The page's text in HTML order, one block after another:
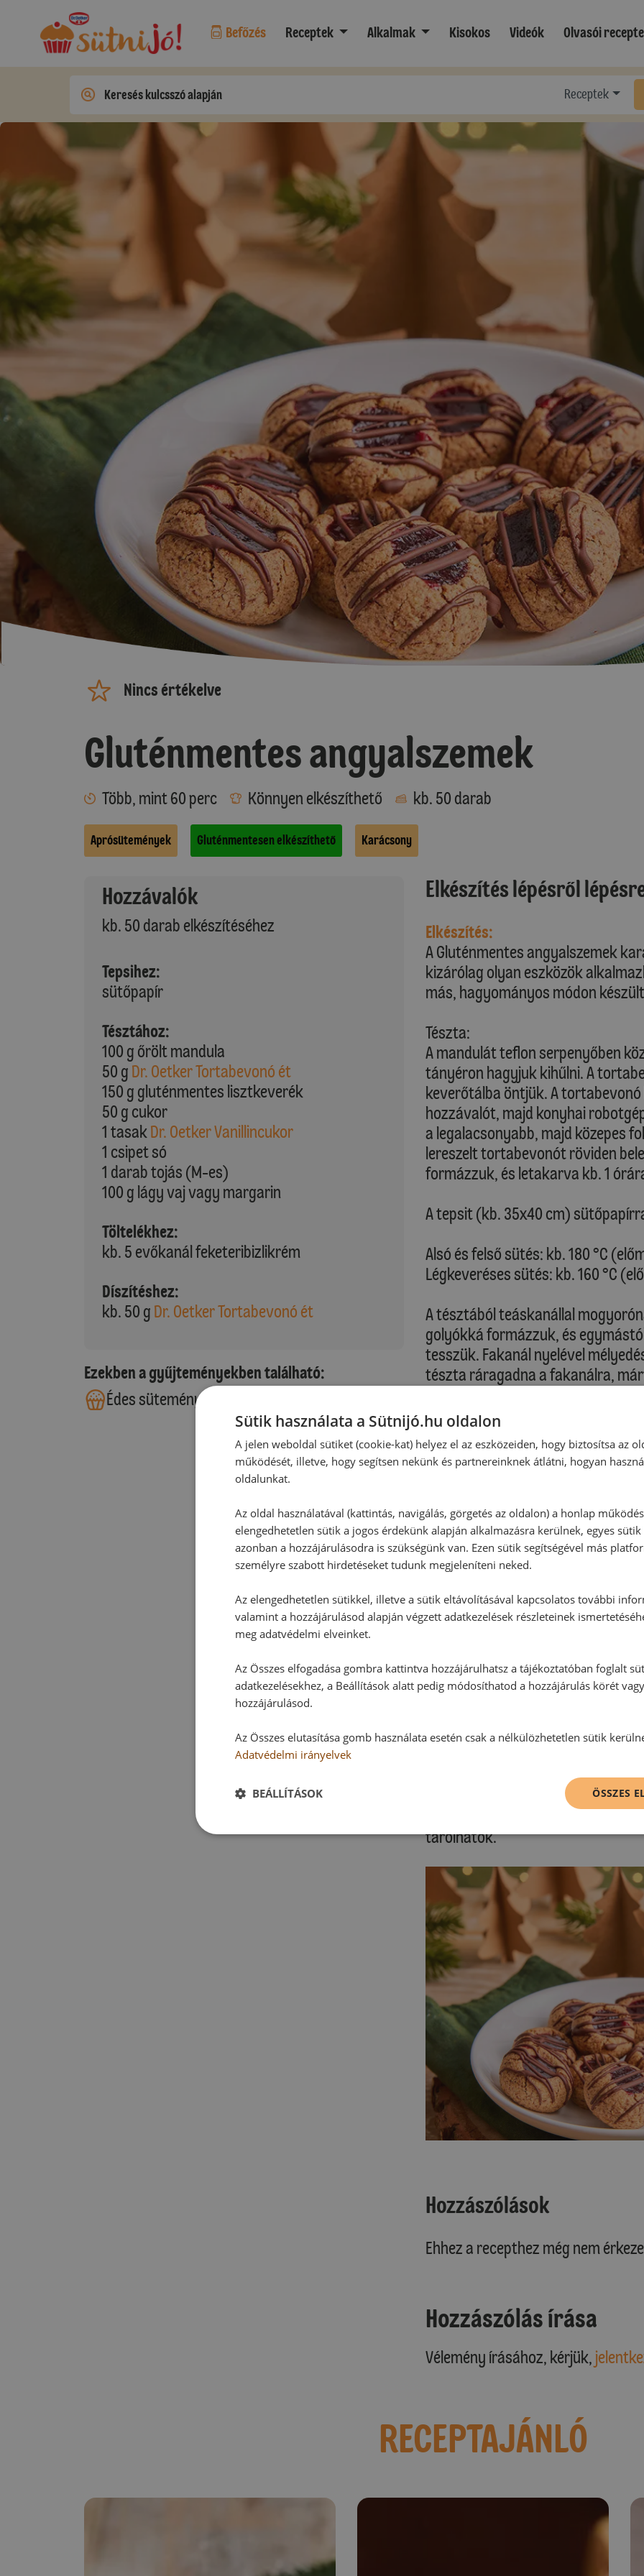
Befőzés Receptek Alkalmak Kisokos Videók Olvasói
Receptek
Nincs értékelve
Gluténmentes angyalszemek
Több, mint 60 perc Könnyen elkészíthető kb. 50 darab
Aprósütemények Gluténmentesen elkészíthető Karácsony
Hozzávalók
kb. 50 darab elkészítéséhez
Tepsihez:
sütőpapír
Tésztához:
100 g őrölt mandula
50 g Dr. Oetker Tortabevonó ét
150 g gluténmentes lisztkeverék
50 g cukor
1 tasakDr. Oetker Vanillincukor
1 csipet só
1 darab tojás (M-es)
100 g lágy vaj vagy margarin
Töltelékhez:
kb. 5 evőkanál feketeribizlikrém
Díszítéshez:
kb. 50 g Dr. Oetker Tortabevonó ét
Ezekben a gyűjteményekben található:
Édes sütemények
Elkészítés lépésről
Elkészítés:
A Gluténmentes angyalszemek
kizárólag olyan eszközök
más, hagyományos módon
Tészta:
A mandulát teflon serpenyőben
tányéron hagyjuk kihűlni. A
keverőtálba öntjük. A
hozzávalót, majd konyhai
a legalacsonyabb, majd közepes
lereszelt tortabevonót röviden
formázzuk, és letakarva kb. 1
A tepsit (kb. 35x40 cm)
Alsó és felső sütés: kb. 180 °C
Légkeveréses sütés: kb. 160 °C
A tésztából teáskanállal
golyókká formázzuk, és
tesszük. Fakanál nyelével
tészta ráragadna a fakanálra,
középső részében lévő rácsra
Sütési idő: kb. 12-16 perc
Kérjük, vegye figyelembe saját
Az angyalszemeket sütőpapírral
sütőrácson hagyjuk kihűlni.
Töltelék:
A gyümölcskrémet kevergetés
kihűlni, majd kis mélyhűtő
Díszítés:
A tortabevonót durvára aprítjuk,
megolvasztjuk, és kis mélyhűtő
levágunk, és a süteményre
Jól záródó dobozban a
tárolhatók.
Hozzászólások
Ehhez a recepthez még nem
Hozzászólás írása
Vélemény írásához, kérjük,
RECEPTAJÁNLÓ
Sütik használata a Sütnijó.hu oldalon
A jelen weboldal sütiket (cookie-kat) helyez el az eszközeiden, hogy biztosítsa az
működését, illetve, hogy segítsen nekünk és partnereinknek átlátni, hogyan
oldalunkat.
Az oldal használatával (kattintás, navigálás, görgetés az oldalon) a honlap
elengedhetetlen sütik a jogos érdekünk alapján alkalmazásra kerülnek, egyes
azonban a hozzájárulásodra is szükségünk van. Ezen sütik segítségével más
személyre szabott hirdetéseket tudunk megjeleníteni neked.
Az elengedhetetlen sütikkel, illetve a sütik eltávolításával kapcsolatos további
valamint a hozzájárulásod alapján végzett adatkezelések részleteinek
meg adatvédelmi elveinket.
Az Összes elfogadása gombra kattintva hozzájárulhatsz a tájékoztatóban foglalt
adatkezelésekhez, a Beállítások alatt pedig módosíthatod a hozzájárulás körét
hozzájárulásod.
Az Összes elutasítása gomb használata esetén csak a nélkülözhetetlen sütik
Adatvédelmi irányelvek
ÖSSZES
BEÁLLÍTÁSOK